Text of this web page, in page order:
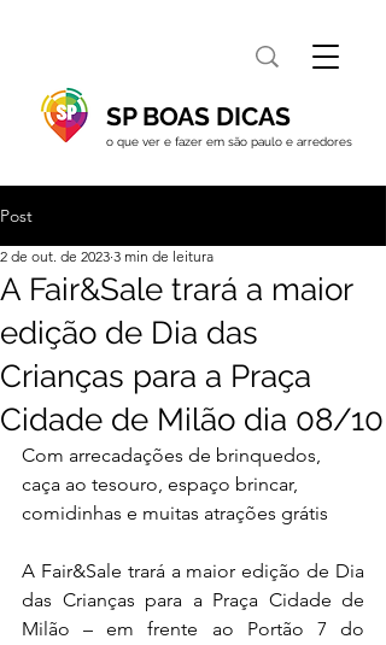
SP BOAS DICAS
o que ver e fazer em são paulo e arredores
Post
A Fair&Sale trará a maior
edição de Dia das
Crianças para a Praça
Cidade de Milão dia 08/10
2 de out. de 2023 3 min de leitura
Com arrecadações de brinquedos,
caça ao tesouro, espaço brincar,
comidinhas e muitas atrações grátis
A Fair&Sale trará a maior edição de Dia
das Crianças para a Praça Cidade de
Milão – em frente ao Portão 7 do